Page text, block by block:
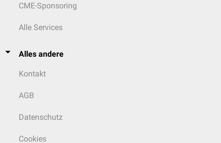
CME-Sponsoring
Alle Services
Alles andere
Kontakt
AGB
Datenschutz
Cookies